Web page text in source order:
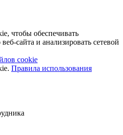
чтобы обеспечивать
сайта и анализировать сетевой
cookie
Правила использования